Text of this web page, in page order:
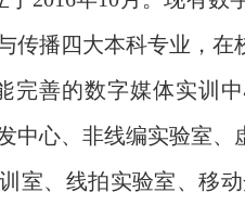
传播四大本科专业，在
完善的数字媒体实训
中心、非线编实验室、
室、线拍实验室、移